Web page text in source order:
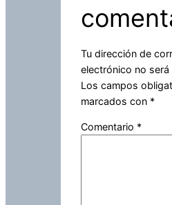
Tu dirección de
electrónico no será
Los campos
marcados con *
Comentario *